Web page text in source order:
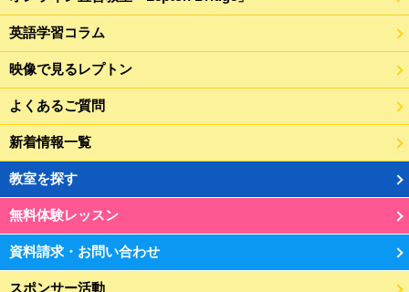
英語学習コラム
映像で見るレプトン
よくあるご質問
新着情報一覧
教室を探す
無料体験レッスン
資料請求・お問い合わせ
スポンサー活動